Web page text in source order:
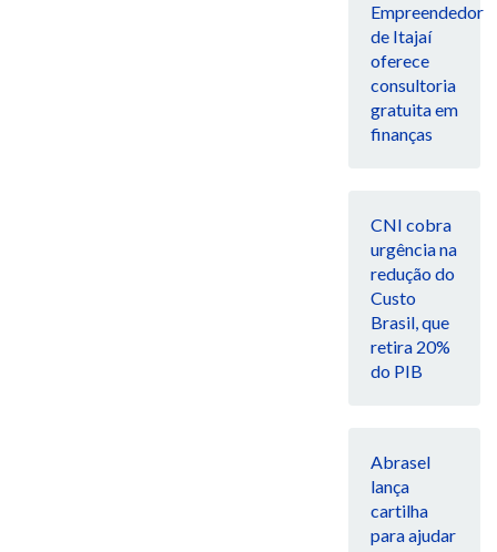
Empreendedor
de Itajaí
oferece
consultoria
gratuita em
finanças
CNI cobra
urgência na
redução do
Custo
Brasil, que
retira 20%
do PIB
Abrasel
lança
cartilha
para ajudar